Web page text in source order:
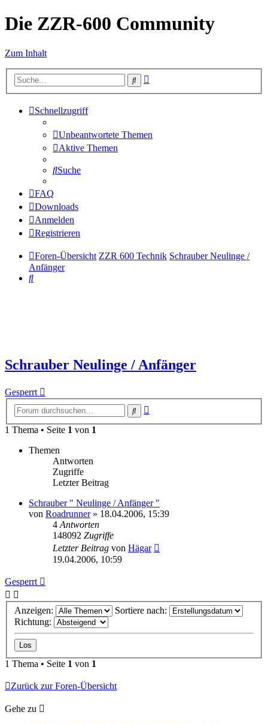
Die ZZR-600 Community
Zum Inhalt
Suche
Schnellzugriff
Unbeantwortete Themen
Aktive Themen
Suche
FAQ
Downloads
Anmelden
Registrieren
Foren-Übersicht ZZR 600 Technik Schrauber Neulinge /
Anfänger
Suche
Schrauber Neulinge / Anfänger
Gesperrt
Suche
1 Thema • Seite 1 von 1
Themen
Antworten
Zugriffe
Letzter Beitrag
Schrauber " Neulinge / Anfänger "
von Roadrunner» 18.04.2006, 15:39
4 Antworten
148092 Zugriffe
Letzter Beitrag von Hägar
19.04.2006, 10:59
Gesperrt
Anzeigen:
Sortiere nach:
Richtung:
1 Thema • Seite 1 von 1
Zurück zur Foren-Übersicht
Gehe zu